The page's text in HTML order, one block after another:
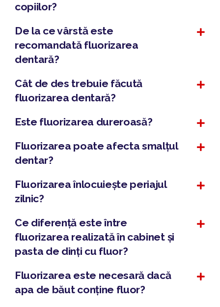
copiilor?
De la ce vârstă este
recomandată fluorizarea
dentară?
Cât de des trebuie făcută
fluorizarea dentară?
Este fluorizarea dureroasă?
Fluorizarea poate afecta smalțul
dentar?
Fluorizarea înlocuiește periajul
zilnic?
Ce diferență este între
fluorizarea realizată în cabinet și
pasta de dinți cu fluor?
Fluorizarea este necesară dacă
apa de băut conține fluor?